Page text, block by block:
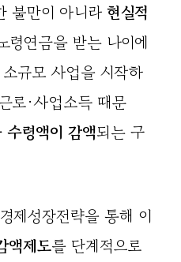
불만이 아니라 현실적
령연금을 받는 나이에
규모 사업을 시작하
로·사업소득 때문
령액이 감액되는 구
제성장전략을 통해 이
액제도를 단계적으로